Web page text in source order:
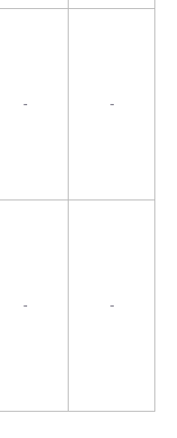
- -
- -